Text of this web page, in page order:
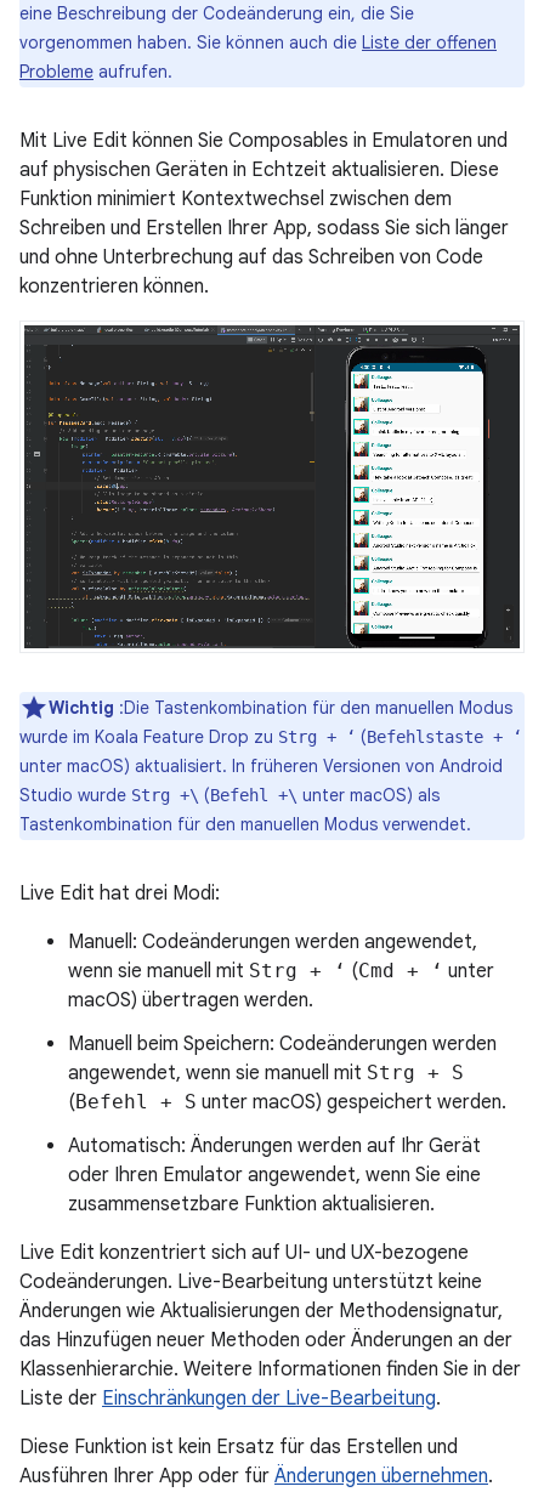
eine Beschreibung der Codeänderung ein, die Sie
vorgenommen haben. Sie können auch die Liste der offenen
Probleme aufrufen.
Mit Live Edit können Sie Composables in Emulatoren und
auf physischen Geräten in Echtzeit aktualisieren. Diese
Funktion minimiert Kontextwechsel zwischen dem
Schreiben und Erstellen Ihrer App, sodass Sie sich länger
und ohne Unterbrechung auf das Schreiben von Code
konzentrieren können.
Wichtig :Die Tastenkombination für den manuellen Modus
wurde im Koala Feature Drop zu Strg + ‘ (Befehlstaste + ‘
unter macOS) aktualisiert. In früheren Versionen von Android
Studio wurde Strg +\ (Befehl +\ unter macOS) als
Tastenkombination für den manuellen Modus verwendet.
Live Edit hat drei Modi:
Manuell: Codeänderungen werden angewendet,
wenn sie manuell mit Strg + ‘ (Cmd + ‘ unter
macOS) übertragen werden.
Manuell beim Speichern: Codeänderungen werden
angewendet, wenn sie manuell mit Strg + S
(Befehl + S unter macOS) gespeichert werden.
Automatisch: Änderungen werden auf Ihr Gerät
oder Ihren Emulator angewendet, wenn Sie eine
zusammensetzbare Funktion aktualisieren.
Live Edit konzentriert sich auf UI- und UX-bezogene
Codeänderungen. Live-Bearbeitung unterstützt keine
Änderungen wie Aktualisierungen der Methodensignatur,
das Hinzufügen neuer Methoden oder Änderungen an der
Klassenhierarchie. Weitere Informationen finden Sie in der
Liste der Einschränkungen der Live-Bearbeitung.
Diese Funktion ist kein Ersatz für das Erstellen und
Ausführen Ihrer App oder für Änderungen übernehmen.